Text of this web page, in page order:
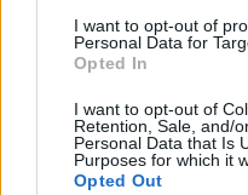
I want to opt-out of
Personal Data for
Opted In
I want to opt-out of
Retention, Sale, and/
Personal Data that Is
Purposes for which it
Opted Out
Közoktatás
Vendégszerző
Dolgoznának az
vállalhatnak
levelezős hallgatót